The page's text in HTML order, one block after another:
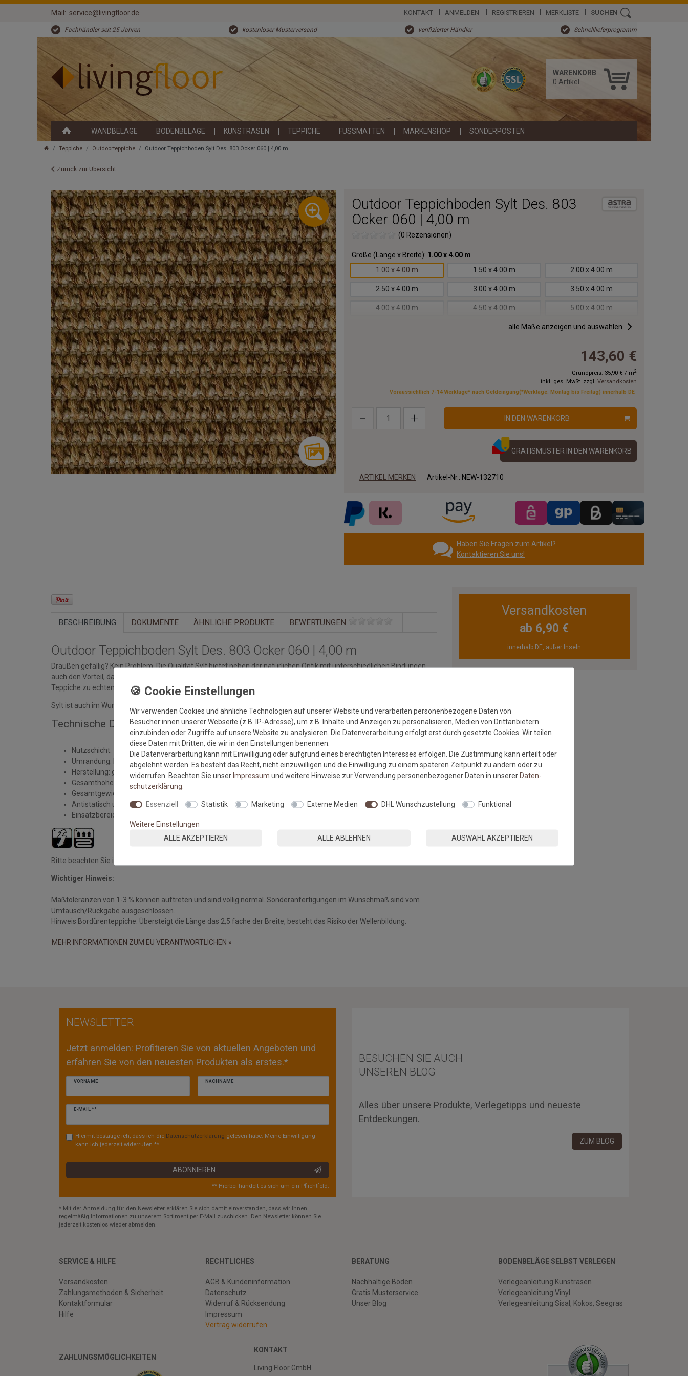
Mail: service@livingfloor.de KONTAKT ANMELDEN REGISTRIEREN MERKLISTE SUCHEN
Fachhändler seit 25 Jahren kostenloser Musterversand verifizierter Händler Schnelllieferprogramm
WARENKORB
0 Artikel
WANDBELÄGE BODENBELÄGE KUNSTRASEN TEPPICHE FUSSMATTEN MARKENSHOP SONDERPOSTEN
Teppiche Outdoorteppiche Outdoor Teppichboden Sylt Des. 803 Ocker 060 | 4,00 m
Zurück zur Übersicht
Outdoor Teppichboden Sylt Des. 803
Ocker 060 | 4,00 m
(0 Rezensionen)
Größe (Länge x Breite): 1.00 x 4.00 m
1.00 x 4.00 m
1.50 x 4.00 m 2.00 x 4.00 m
2.50 x 4.00 m 3.00 x 4.00 m 3.50 x 4.00 m
4.00 x 4.00 m 4.50 x 4.00 m 5.00 x 4.00 m
6.00 x 4.00 m 6.50 x 4.00 m
9.50 x 4.00 m
12.00x4.00 m
16.00x4.00 m 17.00x4.00 m
20.00x4.00 m
alle Maße anzeigen und auswählen
143,60 €
Grundpreis: 35,90 € / m2
inkl. ges. MwSt. zzgl. Versandkosten
Voraussichtlich 7-14 Werktage* nach Geldeingang(*Werktage: Montag bis Freitag) innerhalb DE
IN DEN WARENKORB
GRATISMUSTER IN DEN WARENKORB
ARTIKEL MERKEN Artikel-Nr.: NEW-132710
Haben Sie Fragen zum Artikel?
Kontaktieren Sie uns!
BESCHREIBUNG DOKUMENTE ÄHNLICHE PRODUKTE BEWERTUNGEN
Outdoor Teppichboden Sylt Des. 803 Ocker 060 | 4,00 m
Draußen gefällig? Kein Problem. Die Qualität Sylt bietet neben der natürlichen Optik mit unterschiedlichen Bindungen
auch den Vorteil, dass Sie im Innen- und Außenbereich eingesetzt werden kann. Mit der passenden Bordüre werden die
Teppiche zu echten Multitalenten.
Sylt ist auch im Wunschmaß als Bordürenteppich, Kettelteppich und als Stufenmatte erhältlich.
Technische Daten des Outdoorteppichs Sylt:
Nutzschicht: 100% Polypropylen
Umrandung: KEINE
Herstellung: gewebt
Gesamthöhe: ca. 6 mm
Gesamtgewicht: ca. 1.640 gr./m²
Antistatisch und Fußbodenheizung geeignet
Einsatzbereich: Innen und Außenbereich
Bitte beachten Sie immer die
Wichtiger Hinweis:
Maßtoleranzen von 1-3 % können auftreten und sind völlig normal. Sonderanfertigungen im Wunschmaß sind vom
Umtausch/Rückgabe ausgeschlossen.
Hinweis Bordürenteppiche: Übersteigt die Länge das 2,5 fache der Breite, besteht das Risiko der Wellenbildung.
MEHR INFORMATIONEN ZUM EU VERANTWORTLICHEN »
Versandkosten
ab 6,90 €
innerhalb DE, außer Inseln
NEWSLETTER
Jetzt anmelden: Profitieren Sie von aktuellen Angeboten und
erfahren Sie von den neuesten Produkten als erstes.*
VORNAME NACHNAME
E-MAIL **
Newsletter
Hiermit bestätige ich, dass ich die Daten­schutz­erklärung gelesen habe. Meine Einwilligung
kann ich jederzeit widerrufen.**
ABONNIEREN
** Hierbei handelt es sich um ein Pflichtfeld.
BESUCHEN SIE AUCH
UNSEREN BLOG
Alles über unsere Produkte, Verlegetipps und neueste
Entdeckungen.
ZUM BLOG
* Mit der Anmeldung für den Newsletter erklären Sie sich damit einverstanden, dass wir Ihnen
regelmäßig Informationen zu unserem Sortiment per E-Mail zuschicken. Den Newsletter können Sie
jederzeit kostenlos wieder abmelden.
SERVICE & HILFE
Versandkosten
Zahlungsmethoden & Sicherheit
Kontaktformular
Hilfe
RECHTLICHES
AGB & Kundeninformation
Datenschutz
Widerruf & Rücksendung
Impressum
Vertrag widerrufen
BERATUNG
Nachhaltige Böden
Gratis Musterservice
Unser Blog
BODENBELÄGE SELBST VERLEGEN
Verlegeanleitung Kunstrasen
Verlegeanleitung Vinyl
Verlegeanleitung Sisal, Kokos, Seegras
ZAHLUNGSMÖGLICHKEITEN
KONTAKT
Living Floor GmbH
Wir verwenden Cookies und ähnliche Technologien auf unserer Website und verarbeiten personenbezogene Daten von
Besucher:innen unserer Webseite (z.B. IP-Adresse), um z.B. Inhalte und Anzeigen zu personalisieren, Medien von Drittanbietern
einzubinden oder Zugriffe auf unsere Website zu analysieren. Die Datenverarbeitung erfolgt erst durch gesetzte Cookies. Wir teilen
diese Daten mit Dritten, die wir in den Einstellungen benennen.
Die Datenverarbeitung kann mit Einwilligung oder aufgrund eines berechtigten Interesses erfolgen. Die Zustimmung kann erteilt oder
abgelehnt werden. Es besteht das Recht, nicht einzuwilligen und die Einwilligung zu einem späteren Zeitpunkt zu ändern oder zu
widerrufen. Beachten Sie unserImpressum und weitere Hinweise zur Verwendung personenbezogener Daten in unsererDaten­
schutz­erklärung
Essenziell Statistik Marketing Externe Medien DHL Wunschzustellung Funktional
Weitere Einstellungen
ALLE AKZEPTIEREN
ALLE ABLEHNEN AUSWAHL AKZEPTIEREN